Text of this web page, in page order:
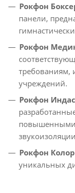
Рокфон
панели,
Рокфон
требованиям,
учреждений.
Рокфон
повышенными
Рокфон
уникальных